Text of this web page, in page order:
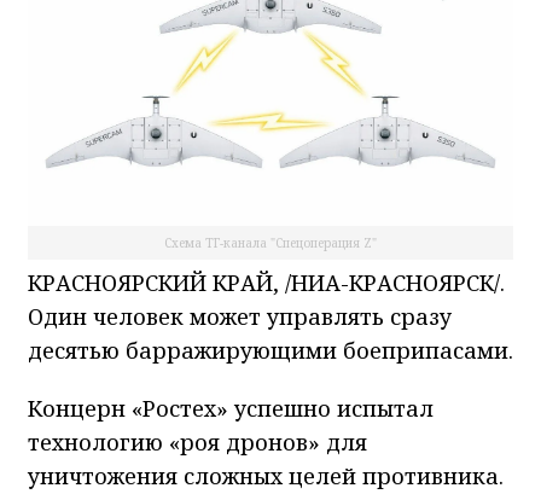
Схема ТГ-канала "Спецоперация Z"
КРАСНОЯРСКИЙ КРАЙ, /НИА-КРАСНОЯРСК/.
Один человек может управлять сразу
десятью барражирующими боеприпасами.
Концерн «Ростех» успешно испытал
технологию «роя дронов» для
уничтожения сложных целей противника.